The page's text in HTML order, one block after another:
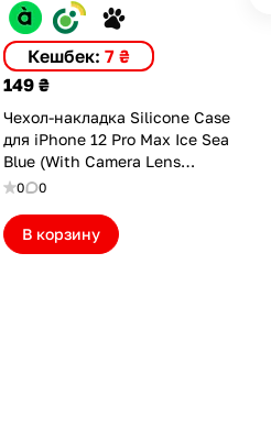
Кешбек: 7 ₴
149 ₴
Чехол-накладка Silicone Case
для iPhone 12 Pro Max Ice Sea
Blue (With Camera Lens
Protection) (ASC12PMCLPIBL)
0 0
В корзину